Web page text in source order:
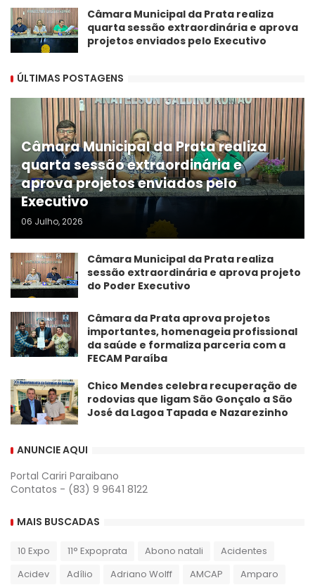
Câmara Municipal da Prata realiza
quarta sessão extraordinária e aprova
projetos enviados pelo Executivo
ÚLTIMAS POSTAGENS
Câmara Municipal da Prata realiza
quarta sessão extraordinária e
aprova projetos enviados pelo
Executivo
06 Julho, 2026
Câmara Municipal da Prata realiza
sessão extraordinária e aprova projeto
do Poder Executivo
​Câmara da Prata aprova projetos
importantes, homenageia profissional
da saúde e formaliza parceria com a
FECAM Paraíba
Chico Mendes celebra recuperação de
rodovias que ligam São Gonçalo a São
José da Lagoa Tapada e Nazarezinho
ANUNCIE AQUI
Portal Cariri Paraibano
Contatos - (83) 9 9641 8122
MAIS BUSCADAS
10 Expo 11° Expoprata Abono natali
Acidentes
Acidev
Adílio Adriano Wolff AMCAP
Amparo